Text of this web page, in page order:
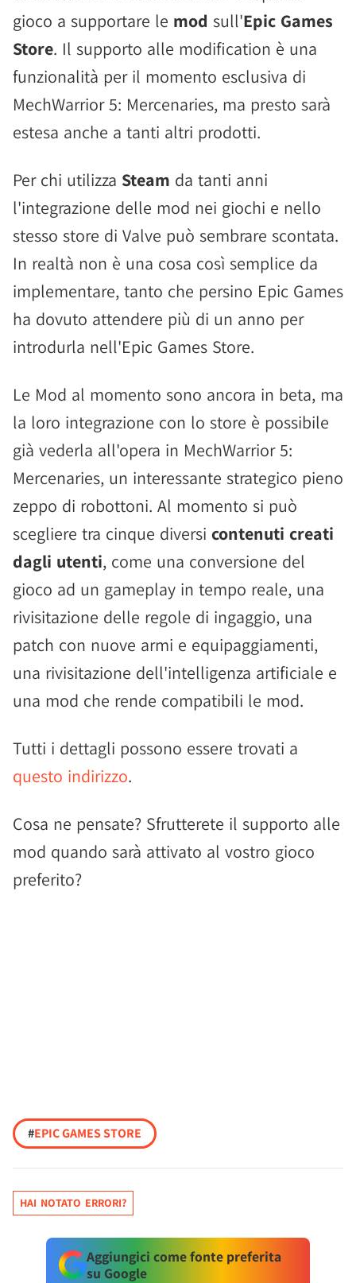
gioco a supportare le mod sull'Epic Games
Store. Il supporto alle modification è una
funzionalità per il momento esclusiva di
MechWarrior 5: Mercenaries, ma presto sarà
estesa anche a tanti altri prodotti.
Per chi utilizza Steam da tanti anni
l'integrazione delle mod nei giochi e nello
stesso store di Valve può sembrare scontata.
In realtà non è una cosa così semplice da
implementare, tanto che persino Epic Games
ha dovuto attendere più di un anno per
introdurla nell'Epic Games Store.
Le Mod al momento sono ancora in beta, ma
la loro integrazione con lo store è possibile
già vederla all'opera in MechWarrior 5:
Mercenaries, un interessante strategico pieno
zeppo di robottoni. Al momento si può
scegliere tra cinque diversi contenuti creati
dagli utenti, come una conversione del
gioco ad un gameplay in tempo reale, una
rivisitazione delle regole di ingaggio, una
patch con nuove armi e equipaggiamenti,
una rivisitazione dell'intelligenza artificiale e
una mod che rende compatibili le mod.
Tutti i dettagli possono essere trovati a
questo indirizzo.
Cosa ne pensate? Sfrutterete il supporto alle
mod quando sarà attivato al vostro gioco
preferito?
#EPIC GAMES STORE
HAI NOTATO ERRORI?
Aggiungici come fonte preferita
su Google